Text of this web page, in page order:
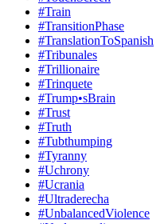
#Train
#TransitionPhase
#TranslationToSpanish
#Tribunales
#Trillionaire
#Trinquete
#Trump•sBrain
#Trust
#Truth
#Tubthumping
#Tyranny
#Uchrony
#Ucrania
#Ultraderecha
#UnbalancedViolence